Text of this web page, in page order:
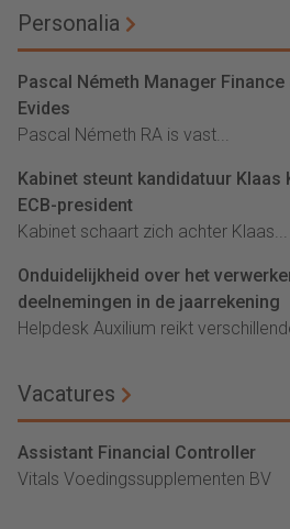
Personalia
Pascal Németh Manager
Evides
Pascal Németh RA is vast...
Kabinet steunt kandidatuur Klaas
ECB-president
Kabinet schaart zich achter Klaas...
Onduidelijkheid over het
deelnemingen in de jaarrekening
Helpdesk Auxilium reikt
Vacatures
Assistant Financial Controller
Vitals Voedingssupplementen BV